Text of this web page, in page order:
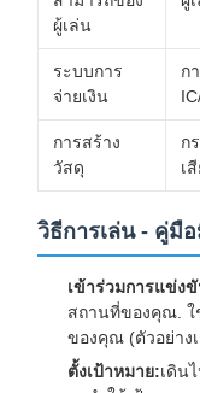
ผู้เล่น
ระบบการ
จ่ายเงิน
ก
การสร้าง
วัสดุ
ก
เ
วิธีการเล่น - คู่มื
เข้าร่วมการแข่ง
สถานที่ของคุณ. ใ
ของคุณ (ตัวอย่าง
ตั้งเป้าหมาย:เดิน